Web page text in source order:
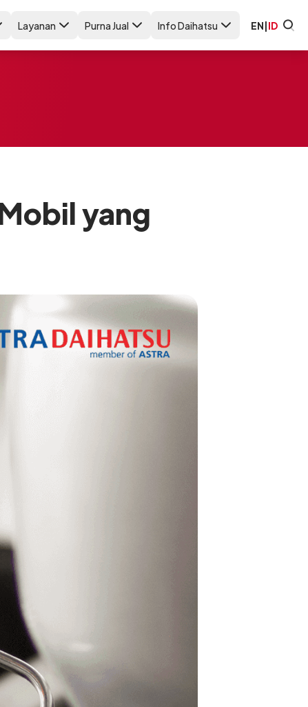
Layanan Purna Jual Info Daihatsu EN|ID
yang